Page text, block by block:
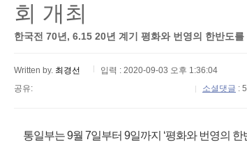
회 개최
한국전 70년, 6.15 20년 계기 평화와 번영의 한반도를
Written by. 최경선
입력 : 2020-09-03 오후 1:36:04
공유:
소셜댓글 : 5
통일부는 9월 7일부터 9일까지 ‘평화와 번영의